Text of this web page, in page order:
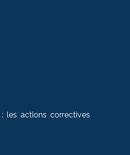
les actions correctives